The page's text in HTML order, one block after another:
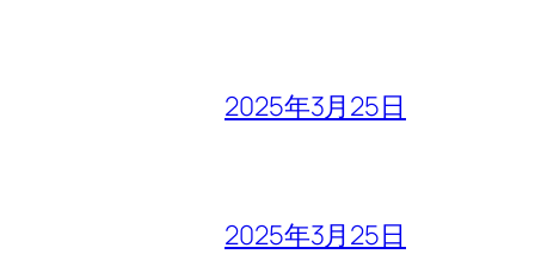
2025年3月25日
2025年3月25日